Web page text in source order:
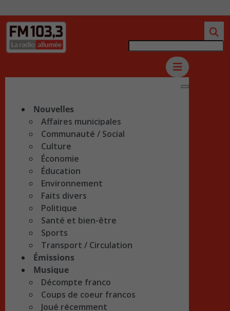
Nouvelles
Affaires municipales
Communauté / Social
Culture
Économie
Éducation
Environnement
Faits divers
Politique
Santé et bien-être
Sports
Transport / Circulation
Émissions
Musique
Décompte franco
Coups de coeur francos
Joué récemment